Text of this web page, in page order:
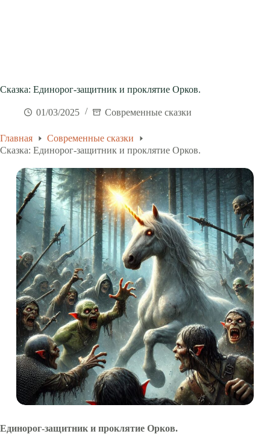
Сказка: Единорог-защитник и проклятие Орков.
01/03/2025 Современные сказки
Главная
Современные сказки
Сказка: Единорог-защитник и проклятие Орков.
Единорог-защитник и проклятие Орков.